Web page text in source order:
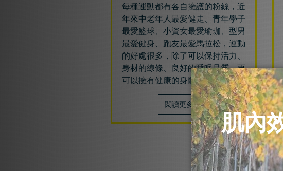
每種運動都有各自擁護的粉絲，近
年來中老年人最愛健走、青年學子
最愛籃球、小資女最愛瑜珈、型男
最愛健身、跑友最愛馬拉松，運動
的好處很多，除了可以保持活力、
身材的線條、良好的睡眠品質，更
可以擁有健康的身體。
閱讀更多